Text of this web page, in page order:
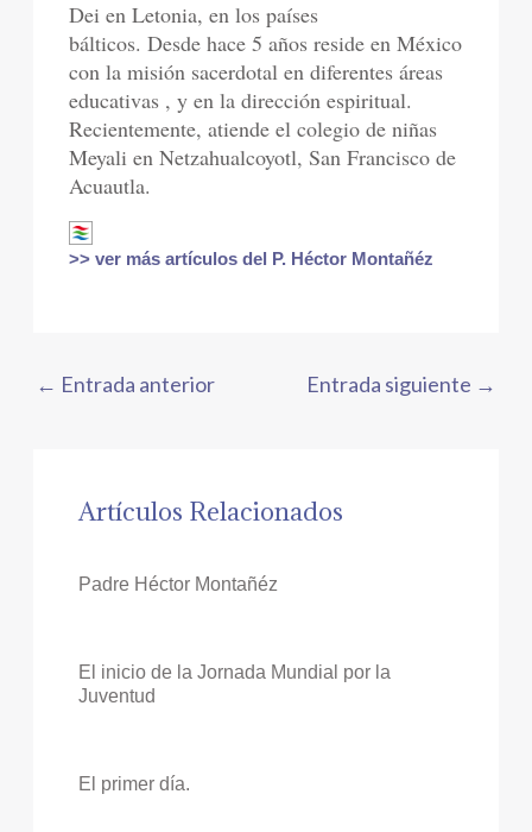
Dei en Letonia, en los países
bálticos. Desde hace 5 años reside en México
con la misión sacerdotal en diferentes áreas
educativas , y en la dirección espiritual.
Recientemente, atiende el colegio de niñas
Meyali en Netzahualcoyotl, San Francisco de
Acuautla.
>> ver más artículos del P. Héctor Montañéz
← Entrada anterior Entrada siguiente →
Artículos Relacionados
Padre Héctor Montañéz
El inicio de la Jornada Mundial por la
Juventud
El primer día.